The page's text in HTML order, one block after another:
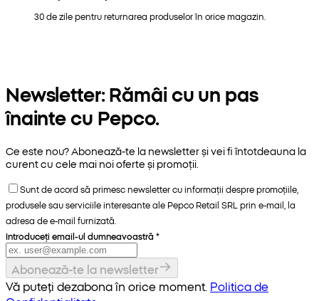
30 de zile pentru returnarea produselor în orice magazin.
Newsletter: Rămâi cu un pas
înainte cu Pepco.
Ce este nou? Abonează-te la newsletter și vei fi întotdeauna la
curent cu cele mai noi oferte și promoții.
Sunt de acord să primesc newsletter cu informații despre promoțiile,
produsele sau serviciile interesante ale Pepco Retail SRL prin e-mail, la
adresa de e-mail furnizată.
Introduceți email-ul dumneavoastră *
Abonează-te la newsletter
Vă puteți dezabona în orice moment. Politica de